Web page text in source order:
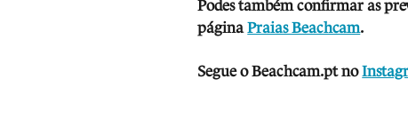
Podes também confirmar as
páginaPraias Beachcam.
Segue o Beachcam.pt no